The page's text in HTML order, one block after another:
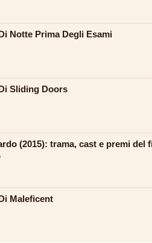
Notte Prima Degli Esami
Sliding Doors
(2015): trama, cast e premi del
Maleficent